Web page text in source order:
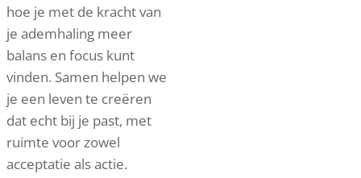
hoe je met de kracht van
je ademhaling meer
balans en focus kunt
vinden. Samen helpen we
je een leven te creëren
dat echt bij je past, met
ruimte voor zowel
acceptatie als actie.